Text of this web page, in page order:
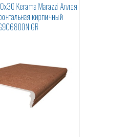
Kerama Marazzi Аллея
кирпичный
GR